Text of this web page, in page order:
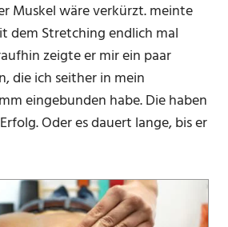
Muskel wäre verkürzt. meinte
dem Stretching endlich mal
zeigte er mir ein paar
die ich seither in mein
eingebunden habe. Die haben
Oder es dauert lange, bis er